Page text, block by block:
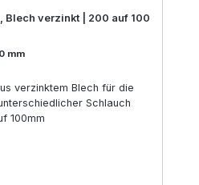
verzinkt | 200 auf 100
mm
verzinktem Blech für die
Schlauch
100mm